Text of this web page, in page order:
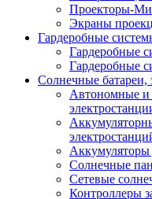
Проекторы-
Экраны
Гардеробные
Гардеробные
Гардеробные
Солнечные
Автономные и
Аккумуляторы
Солнечные
Сетевые
Контроллеры